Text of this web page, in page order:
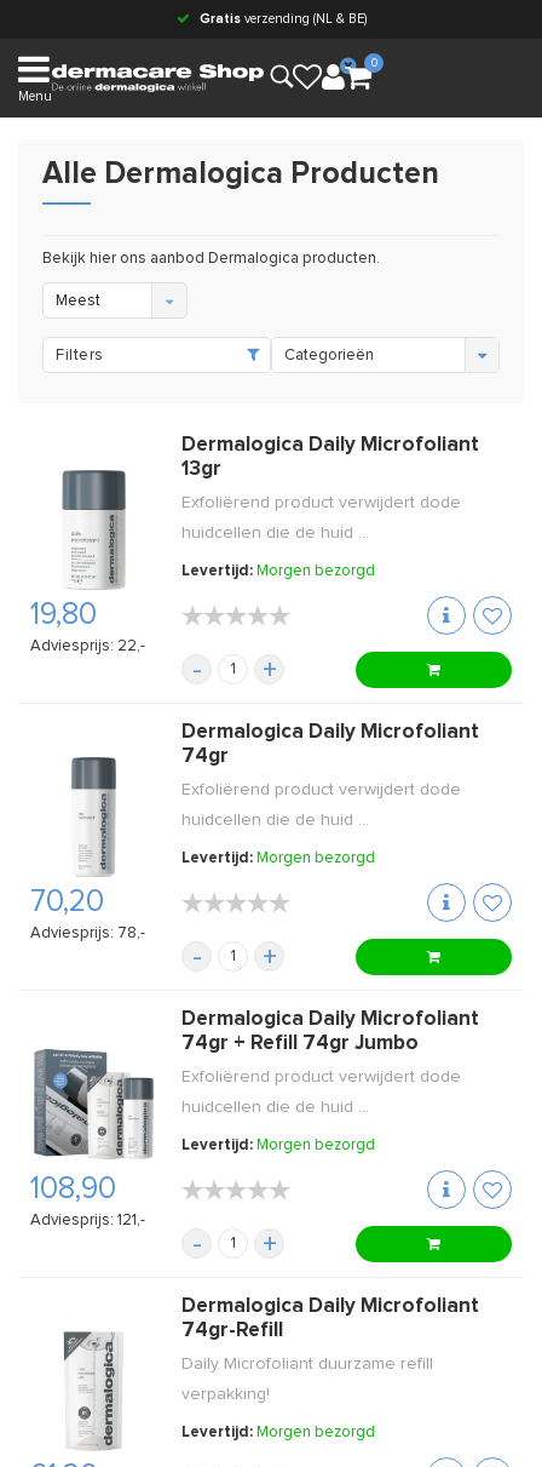
Gratisverzending (NL & BE)
Menu
0
Alle Dermalogica Producten
Bekijk hier ons aanbod Dermalogica producten.
Meest
bekeken
Filters
Categorieën
19,80
Adviesprijs: 22,-
Dermalogica Daily Microfoliant
13gr
Exfoliërend product verwijdert dode
huidcellen die de huid ...
Levertijd: Morgen bezorgd
★★★★★
★★★★★
- +
70,20
Adviesprijs: 78,-
Dermalogica Daily Microfoliant
74gr
Exfoliërend product verwijdert dode
huidcellen die de huid ...
Levertijd: Morgen bezorgd
★★★★★
★★★★★
- +
108,90
Adviesprijs: 121,-
Dermalogica Daily Microfoliant
74gr + Refill 74gr Jumbo
Exfoliërend product verwijdert dode
huidcellen die de huid ...
Levertijd: Morgen bezorgd
★★★★★
★★★★★
- +
Dermalogica Daily Microfoliant
74gr-Refill
Daily Microfoliant duurzame refill
verpakking!
Levertijd: Morgen bezorgd